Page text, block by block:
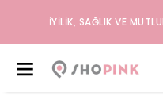
İYILIK, SAĞLIK VE